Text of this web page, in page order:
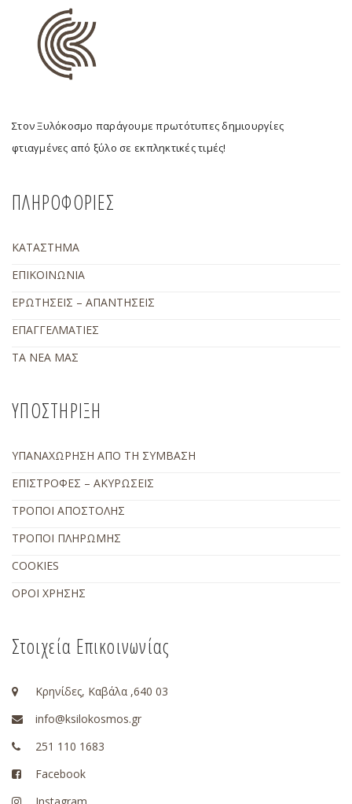
Στον Ξυλόκοσμο παράγουμε πρωτότυπες δημιουργίες
φτιαγμένες από ξύλο σε εκπληκτικές τιμές!
ΠΛΗΡΟΦΟΡΙΕΣ
ΚΑΤΑΣΤΗΜΑ
ΕΠΙΚΟΙΝΩΝΙΑ
ΕΡΩΤΗΣΕΙΣ – ΑΠΑΝΤΗΣΕΙΣ
ΕΠΑΓΓΕΛΜΑΤΙΕΣ
ΤΑ ΝΕΑ ΜΑΣ
ΥΠΟΣΤΗΡΙΞΗ
ΥΠΑΝΑΧΩΡΗΣΗ ΑΠΟ ΤΗ ΣΥΜΒΑΣΗ
ΕΠΙΣΤΡΟΦΕΣ – ΑΚΥΡΩΣΕΙΣ
ΤΡΟΠΟΙ ΑΠΟΣΤΟΛΗΣ
ΤΡΟΠΟΙ ΠΛΗΡΩΜΗΣ
COOKIES
ΟΡΟΙ ΧΡΗΣΗΣ
Στοιχεία Επικοινωνίας
Κρηνίδες, Καβάλα ,640 03
info@ksilokosmos.gr
251 110 1683
Facebook
Instagram